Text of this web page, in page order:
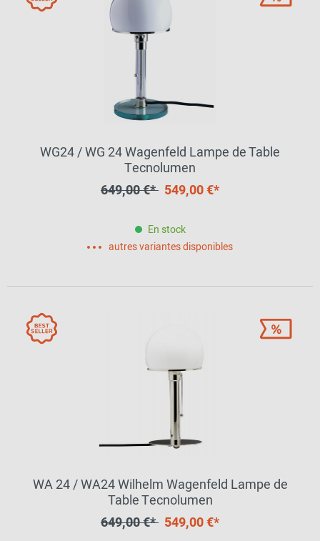
WG24 / WG 24 Wagenfeld Lampe de Table
Tecnolumen
649,00 €* 549,00 €*
En stock
autres variantes disponibles
WA 24 / WA24 Wilhelm Wagenfeld Lampe de
Table Tecnolumen
649,00 €* 549,00 €*